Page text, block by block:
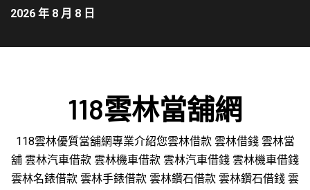
2026 年 8 月 8 日
118雲林當舖網
118雲林優質當舖網專業介紹您雲林借款 雲林借錢 雲林當
舖 雲林汽車借款 雲林機車借款 雲林汽車借錢 雲林機車借錢
雲林名錶借款 雲林手錶借款 雲林鑽石借款 雲林鑽石借錢 雲